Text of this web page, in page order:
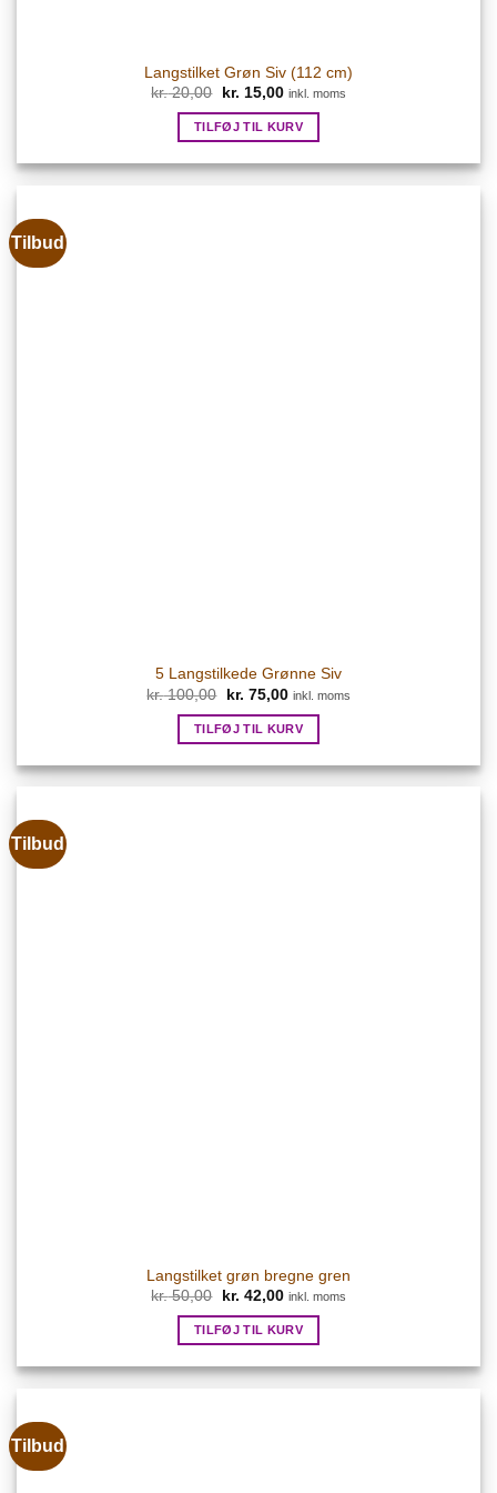
Langstilket Grøn Siv (112 cm)
kr.20,00
Den
pris
var:
kr. 15,00Den
pris
er:
inkl. moms
TILFØJ TIL KURV
Tilbud
5 Langstilkede Grønne Siv
kr.100,00
Den
oprindelige
pris
var:
kr. 75,00Den
pris
er:
inkl. moms
TILFØJ TIL KURV
Tilbud
Langstilket grøn bregne gren
kr.50,00
Den
pris
var:
kr. 42,00Den
pris
er:
inkl. moms
TILFØJ TIL KURV
Tilbud